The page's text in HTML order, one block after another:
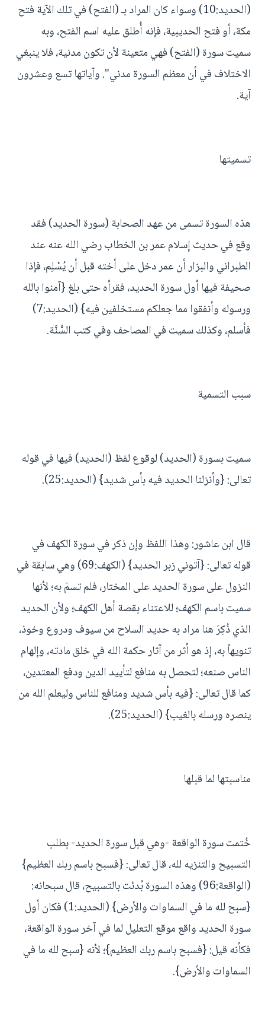
(الحديد:10) وسواء كان المراد بـ (الفتح) في تلك الآية فتح
مكة، أو فتح الحديبية، فإنه أُطلق عليه اسم الفتح، وبه
سميت سورة (الفتح) فهي متعينة لأن تكون مدنية، فلا ينبغي
الاختلاف في أن معظم السورة مدني". وآياتها تسع وعشرون
آية.
تسميتها
هذه السورة تسمى من عهد الصحابة (سورة الحديد) فقد
وقع في حديث إسلام عمر بن الخطاب رضي الله عنه عند
الطبراني والبزار أن عمر دخل على أخته قبل أن يُسْلِم، فإذا
صحيفة فيها أول سورة الحديد، فقرأه حتى بلغ {آمنوا بالله
ورسوله وأنفقوا مما جعلكم مستخلفين فيه} (الحديد:7)
فأسلم، وكذلك سميت في المصاحف وفي كتب السُّنَّة.
سبب التسمية
سميت بسورة (الحديد) لوقوع لفظ (الحديد) فيها في قوله
تعالى: {وأنزلنا الحديد فيه بأس شديد} (الحديد:25).
قال ابن عاشور: وهذا اللفظ وإن ذكر في سورة الكهف في
قوله تعالى: {آتوني زبر الحديد} (الكهف:69) وهي سابقة في
النزول على سورة الحديد على المختار، فلم تسمَ به؛ لأنها
سميت باسم الكهف؛ للاعتناء بقصة أهل الكهف؛ ولأن الحديد
الذي ذُكِرَ هنا مراد به حديد السلاح من سيوف ودروع وخوذ،
تنويهاً به، إذ هو أثر من آثار حكمة الله في خلق مادته، وإلهام
الناس صنعه؛ لتحصل به منافع لتأييد الدين ودفع المعتدين،
كما قال تعالى: {فيه بأس شديد ومنافع للناس وليعلم الله من
ينصره ورسله بالغيب} (الحديد:25).
مناسبتها لما قبلها
خُتمت سورة الواقعة -وهي قبل سورة الحديد- بطلب
التسبيح والتنزيه لله، قال تعالى: {فسبح باسم ربك العظيم}
(الواقعة:96) وهذه السورة بُدئت بالتسبيح، قال سبحانه:
{سبح لله ما في السماوات والأرض} (الحديد:1) فكان أول
سورة الحديد واقع موقع التعليل لما في آخر سورة الواقعة،
فكأنه قيل: {فسبح باسم ربك العظيم}؛ لأنه {سبح لله ما في
السماوات والأرض}.